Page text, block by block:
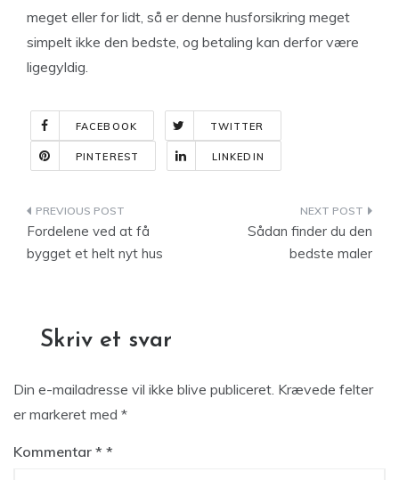
meget eller for lidt, så er denne husforsikring meget
simpelt ikke den bedste, og betaling kan derfor være
ligegyldig.
FACEBOOK TWITTER
PINTEREST LINKEDIN
Indlægsnavigation
Fordelene ved at få
bygget et helt nyt hus
Sådan finder du den
bedste maler
Skriv et svar
Din e-mailadresse vil ikke blive publiceret. Krævede felter
er markeret med *
Kommentar *